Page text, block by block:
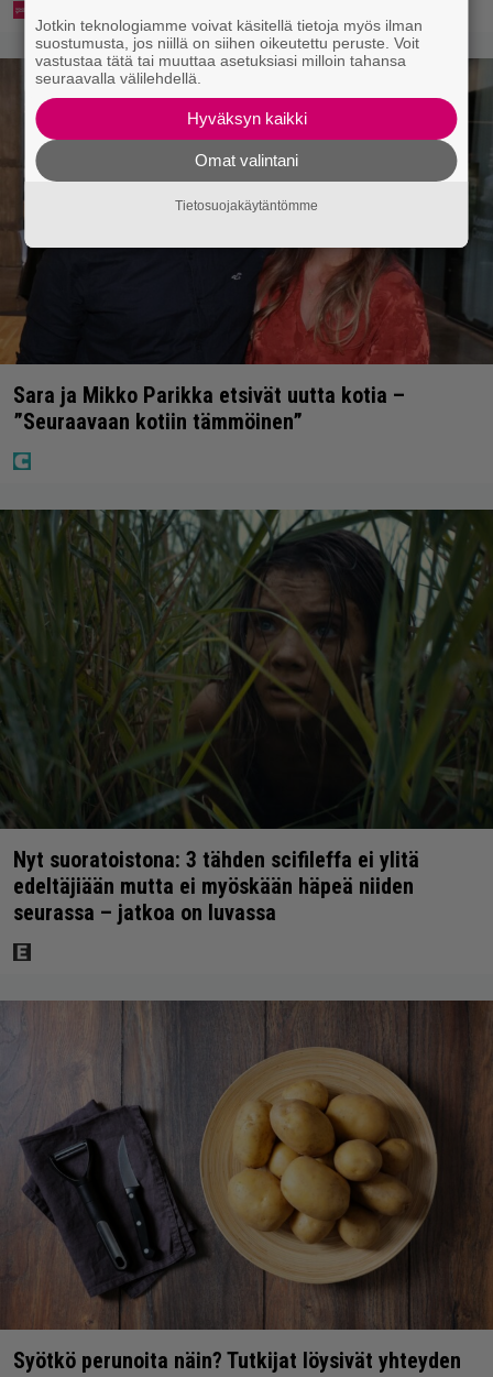
Sara ja Mikko Parikka etsivät uutta kotia –
”Seuraavaan kotiin tämmöinen”
Nyt suoratoistona: 3 tähden scifileffa ei ylitä
edeltäjiään mutta ei myöskään häpeä niiden
seurassa – jatkoa on luvassa
Syötkö perunoita näin? Tutkijat löysivät yhteyden
Jotkin teknologiamme voivat käsitellä tietoja myös ilman
suostumusta, jos niillä on siihen oikeutettu peruste. Voit
vastustaa tätä tai muuttaa asetuksiasi milloin tahansa
seuraavalla välilehdellä.
Hyväksyn kaikki
Omat valintani
Tietosuojakäytäntömme